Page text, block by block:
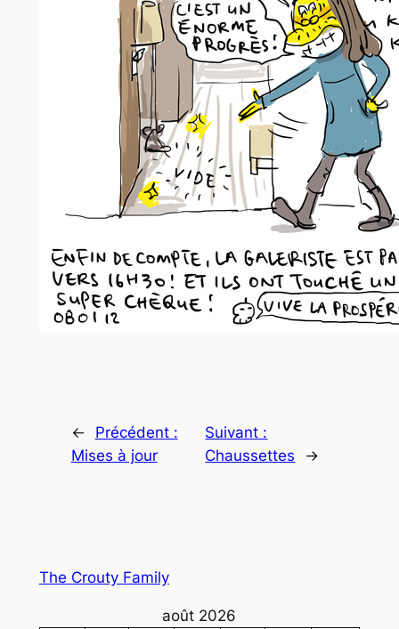
←
Précédent :
Mises à jour
Suivant :
Chaussettes
→
The Crouty Family
août 2026